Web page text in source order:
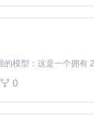
敏感列，既保护了
，隐藏的列不会被
选提升效率
绩>90分且英语成绩
用"(math_score >
= 'A'"这样的组合
奖学金评定提供了
0